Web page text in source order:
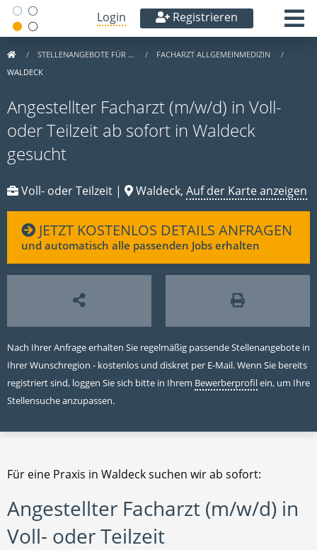
Login Registrieren
STELLENANGEBOTE FÜR …
FACHARZT ALLGEMEINMEDIZIN
WALDECK
Angestellter Facharzt (m/w/d) in Voll-
oder Teilzeit ab sofort in Waldeck
gesucht
Voll- oder Teilzeit | Waldeck, Auf der Karte anzeigen
JETZT KOSTENLOS DETAILS ANFRAGEN
und automatisch alle passenden Jobs erhalten
Nach Ihrer Anfrage erhalten Sie regelmäßig passende Stellenangebote in
Ihrer Wunschregion - kostenlos und diskret per E-Mail. Wenn Sie bereits
registriert sind, loggen Sie sich bitte in Ihrem Bewerberprofilein, um Ihre
Stellensuche anzupassen.
Für eine Praxis in Waldeck suchen wir ab sofort:
Angestellter Facharzt (m/w/d) in
Voll- oder Teilzeit